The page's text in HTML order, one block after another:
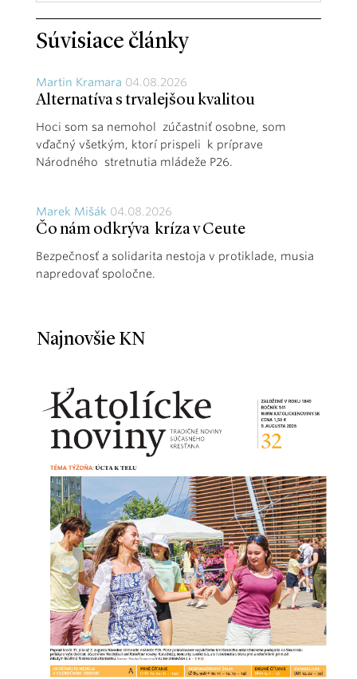
Súvisiace články
Martin Kramara 04.08.2026
Alternatíva s trvalejšou kvalitou
Hoci som sa nemohol zúčastniť osobne, som
vďačný všetkým, ktorí prispeli k príprave
Národného stretnutia mládeže P26.
Marek Mišák 04.08.2026
Čo nám odkrýva kríza v Ceute
Bezpečnosť a solidarita nestoja v protiklade, musia
napredovať spoločne.
Najnovšie KN